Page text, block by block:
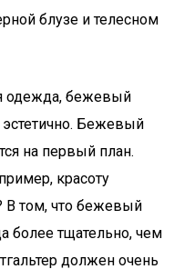
блузе и телесном
одежда, бежевый
Бежевый
на первый план.
красоту
В том, что бежевый
более тщательно, чем
должен очень